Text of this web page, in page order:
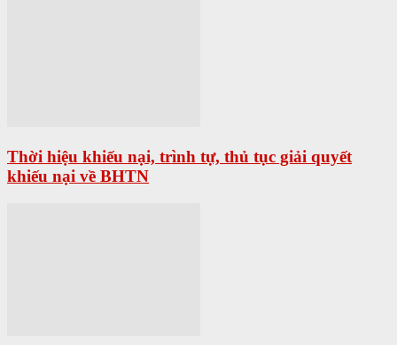
Thời hiệu khiếu nại, trình tự, thủ tục giải quyết
khiếu nại về BHTN